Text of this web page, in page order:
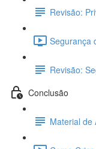
Revisão:
Segurança
Revisão:
Conclusão
Material de